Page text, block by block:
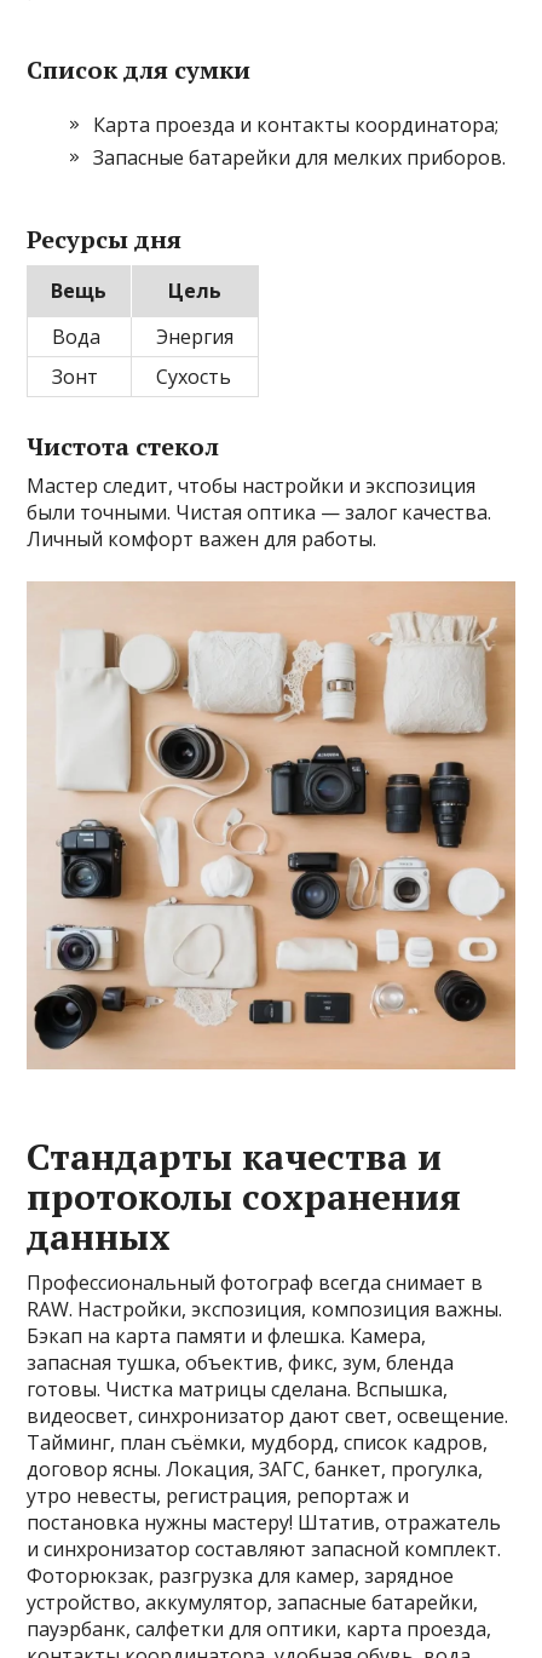
Список для сумки
Карта проезда и контакты координатора;
Запасные батарейки для мелких приборов.
Ресурсы дня
Вещь
Цель
Вода
Энергия
Зонт
Сухость
Чистота стекол
Мастер следит, чтобы настройки и экспозиция
были точными. Чистая оптика — залог качества.
Личный комфорт важен для работы.
Стандарты качества и
протоколы сохранения
данных
Профессиональный фотограф всегда снимает в
RAW. Настройки, экспозиция, композиция важны.
Бэкап на карта памяти и флешка. Камера,
запасная тушка, объектив, фикс, зум, бленда
готовы. Чистка матрицы сделана. Вспышка,
видеосвет, синхронизатор дают свет, освещение.
Тайминг, план съёмки, мудборд, список кадров,
договор ясны. Локация, ЗАГС, банкет, прогулка,
утро невесты, регистрация, репортаж и
постановка нужны мастеру! Штатив, отражатель
и синхронизатор составляют запасной комплект.
Фоторюкзак, разгрузка для камер, зарядное
устройство, аккумулятор, запасные батарейки,
пауэрбанк, салфетки для оптики, карта проезда,